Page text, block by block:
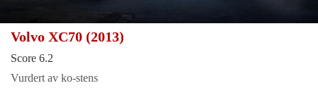
Volvo XC70 (2013)
Score 6.2
Vurdert av ko-stens